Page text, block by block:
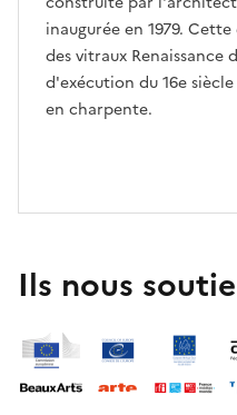
inaugurée en 1979.
des vitraux Renaissance
d'exécution du 16e
en charpente.
Ils nous